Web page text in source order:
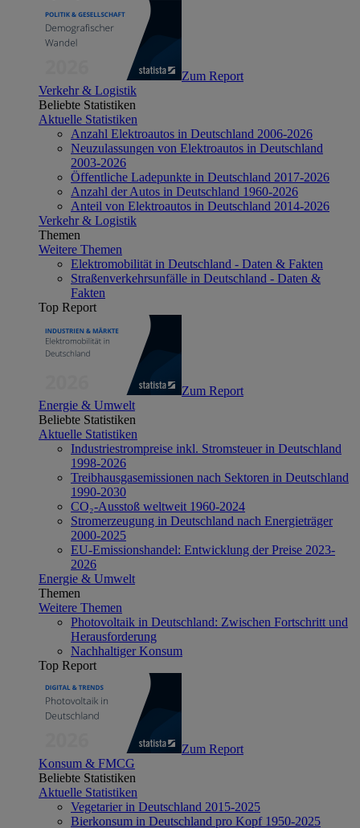
Zum Report
Verkehr & Logistik
Beliebte Statistiken
Aktuelle Statistiken
Anzahl Elektroautos in Deutschland 2006-2026
Neuzulassungen von Elektroautos in Deutschland
2003-2026
Öffentliche Ladepunkte in Deutschland 2017-2026
Anzahl der Autos in Deutschland 1960-2026
Anteil von Elektroautos in Deutschland 2014-2026
Verkehr & Logistik
Themen
Weitere Themen
Elektromobilität in Deutschland - Daten & Fakten
Straßenverkehrsunfälle in Deutschland - Daten &
Fakten
Top Report
Zum Report
Energie & Umwelt
Beliebte Statistiken
Aktuelle Statistiken
Industriestrompreise inkl. Stromsteuer in Deutschland
1998-2026
Treibhausgasemissionen nach Sektoren in Deutschland
1990-2030
CO₂-Ausstoß weltweit 1960-2024
Stromerzeugung in Deutschland nach Energieträger
2000-2025
EU-Emissionshandel: Entwicklung der Preise 2023-
2026
Energie & Umwelt
Themen
Weitere Themen
Photovoltaik in Deutschland: Zwischen Fortschritt und
Herausforderung
Nachhaltiger Konsum
Top Report
Zum Report
Konsum & FMCG
Beliebte Statistiken
Aktuelle Statistiken
Vegetarier in Deutschland 2015-2025
Bierkonsum in Deutschland pro Kopf 1950-2025